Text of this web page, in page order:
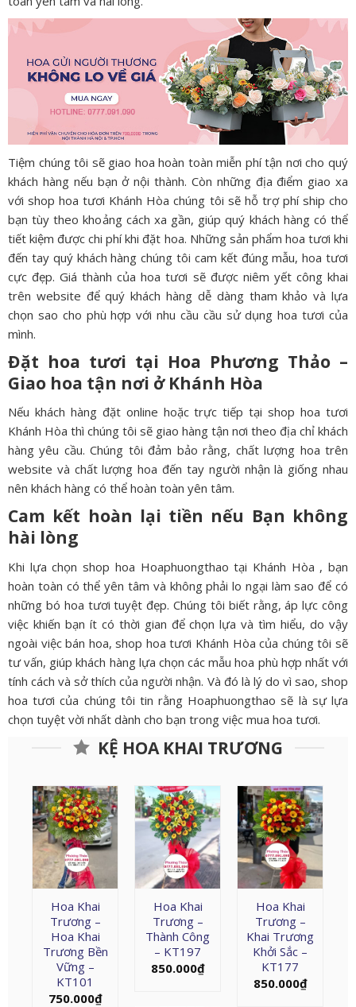
Tiệm chúng tôi sẽ giao hoa hoàn toàn miễn phí tận nơi cho quý
khách hàng nếu bạn ở nội thành. Còn những địa điểm giao xa
với shop hoa tươi Khánh Hòa chúng tôi sẽ hỗ trợ phí ship cho
bạn tùy theo khoảng cách xa gần, giúp quý khách hàng có thể
tiết kiệm được chi phí khi đặt hoa. Những sản phẩm hoa tươi khi
đến tay quý khách hàng chúng tôi cam kết đúng mẫu, hoa tươi
cực đẹp. Giá thành của hoa tươi sẽ được niêm yết công khai
trên website để quý khách hàng dễ dàng tham khảo và lựa
chọn sao cho phù hợp với nhu cầu cầu sử dụng hoa tươi của
mình.
Đặt hoa tươi tại Hoa Phương Thảo –
Giao hoa tận nơi ở Khánh Hòa
Nếu khách hàng đặt online hoặc trực tiếp tại shop hoa tươi
Khánh Hòa thì chúng tôi sẽ giao hàng tận nơi theo địa chỉ khách
hàng yêu cầu. Chúng tôi đảm bảo rằng, chất lượng hoa trên
website và chất lượng hoa đến tay người nhận là giống nhau
nên khách hàng có thể hoàn toàn yên tâm.
Cam kết hoàn lại tiền nếu Bạn không
hài lòng
Khi lựa chọn shop hoa Hoaphuongthao tại Khánh Hòa , bạn
hoàn toàn có thể yên tâm và không phải lo ngại làm sao để có
những bó hoa tươi tuyệt đẹp. Chúng tôi biết rằng, áp lực công
việc khiến bạn ít có thời gian để chọn lựa và tìm hiểu, do vậy
ngoài việc bán hoa, shop hoa tươi Khánh Hòa của chúng tôi sẽ
tư vấn, giúp khách hàng lựa chọn các mẫu hoa phù hợp nhất với
tính cách và sở thích của người nhận. Và đó là lý do vì sao, shop
hoa tươi của chúng tôi tin rằng Hoaphuongthao sẽ là sự lựa
chọn tuyệt vời nhất dành cho bạn trong việc mua hoa tươi.
KỆ HOA KHAI TRƯƠNG
Hoa Khai
Trương –
Hoa Khai
Trương Bền
Vững –
KT101
750.000₫
Hoa Khai
Trương –
Thành Công
– KT197
850.000₫
Hoa Khai
Trương –
Khai Trương
Khởi Sắc –
KT177
850.000₫